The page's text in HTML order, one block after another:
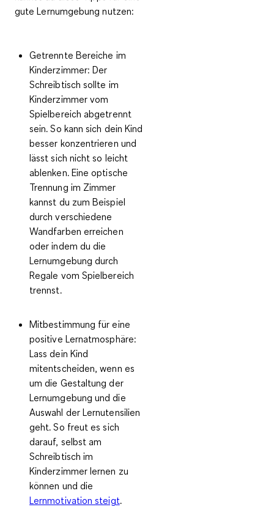
gute Lernumgebung nutzen:
Getrennte Bereiche im
Kinderzimmer:Der
Schreibtisch sollte im
Kinderzimmer vom
Spielbereich abgetrennt
sein. So kann sich dein Kind
besser konzentrieren und
lässt sich nicht so leicht
ablenken. Eine optische
Trennung im Zimmer
kannst du zum Beispiel
durch verschiedene
Wandfarben erreichen
oder indem du die
Lernumgebung durch
Regale vom Spielbereich
trennst.
Mitbestimmung für eine
positive Lernatmosphäre:
Lass dein Kind
mitentscheiden, wenn es
um die Gestaltung der
Lernumgebung und die
Auswahl der Lernutensilien
geht. So freut es sich
darauf, selbst am
Schreibtisch im
Kinderzimmer lernen zu
können und die
Lernmotivation steigt.